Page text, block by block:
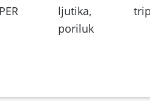
ljutika,
poriluk